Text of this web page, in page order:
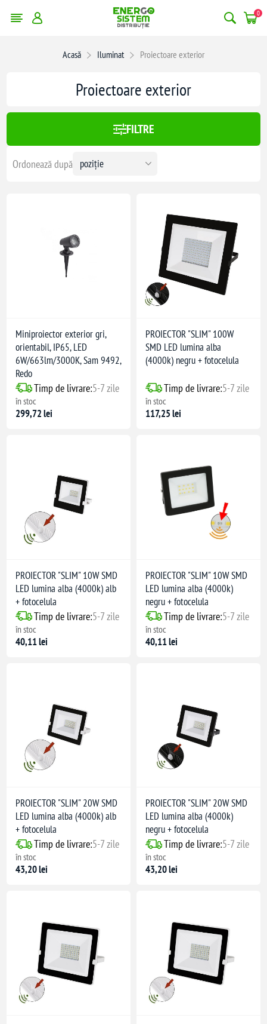
0
Acasă Iluminat Proiectoare exterior
filtrele
854
Proiectoare exterior
FILTRE
Ordonează după
Miniproiector exterior gri,
orientabil, IP65, LED
6W/663lm/3000K, Sam 9492,
Redo
Timp de livrare:5-7 zile
în stoc
299,72 lei
PROIECTOR "SLIM" 100W
SMD LED lumina alba
(4000k) negru + fotocelula
Timp de livrare:5-7 zile
în stoc
117,25 lei
PROIECTOR "SLIM" 10W SMD
LED lumina alba (4000k) alb
+ fotocelula
Timp de livrare:5-7 zile
în stoc
40,11 lei
PROIECTOR "SLIM" 10W SMD
LED lumina alba (4000k)
negru + fotocelula
Timp de livrare:5-7 zile
în stoc
40,11 lei
PROIECTOR "SLIM" 20W SMD
LED lumina alba (4000k) alb
+ fotocelula
Timp de livrare:5-7 zile
în stoc
43,20 lei
PROIECTOR "SLIM" 20W SMD
LED lumina alba (4000k)
negru + fotocelula
Timp de livrare:5-7 zile
în stoc
43,20 lei